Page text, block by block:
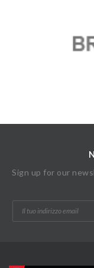
Sign up for our